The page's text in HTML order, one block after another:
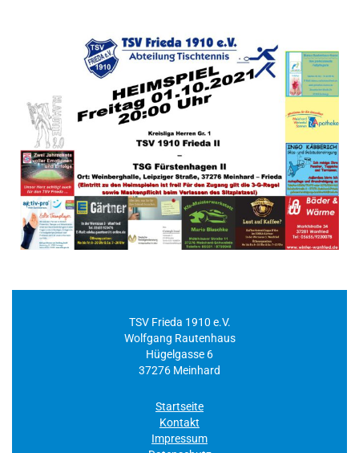
TSV Frieda 1910 e.V.
Wolfgang Rautenhaus
Hügelgasse 6
37276 Meinhard
Startseite
Kontakt
Impressum